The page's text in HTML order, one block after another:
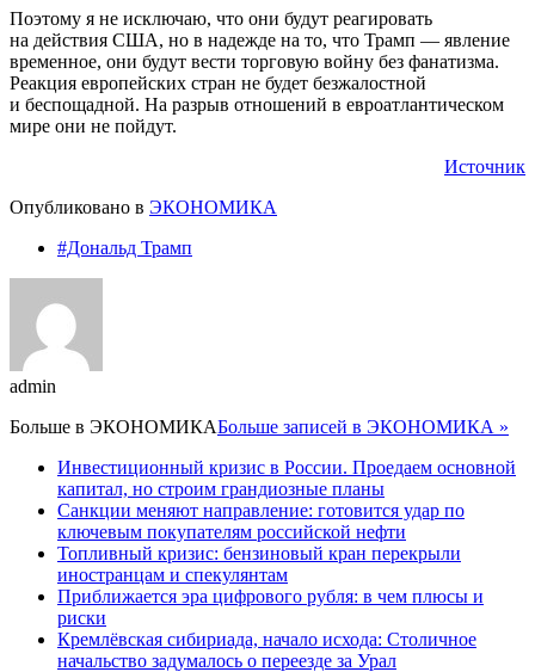
Поэтому я не исключаю, что они будут реагировать
на действия США, но в надежде на то, что Трамп — явление
временное, они будут вести торговую войну без фанатизма.
Реакция европейских стран не будет безжалостной
и беспощадной. На разрыв отношений в евроатлантическом
мире они не пойдут.
Источник
Опубликовано в ЭКОНОМИКА
#Дональд Трамп
admin
Больше в ЭКОНОМИКАБольше записей в ЭКОНОМИКА »
Инвестиционный кризис в России. Проедаем основной
капитал, но строим грандиозные планы
Санкции меняют направление: готовится удар по
ключевым покупателям российской нефти
Топливный кризис: бензиновый кран перекрыли
иностранцам и спекулянтам
Приближается эра цифрового рубля: в чем плюсы и
риски
Кремлёвская сибириада, начало исхода: Столичное
начальство задумалось о переезде за Урал